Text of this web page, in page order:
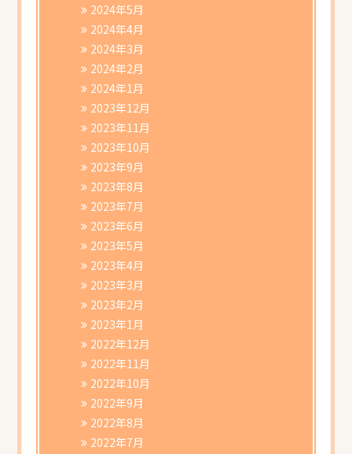
2024年5月
2024年4月
2024年3月
2024年2月
2024年1月
2023年12月
2023年11月
2023年10月
2023年9月
2023年8月
2023年7月
2023年6月
2023年5月
2023年4月
2023年3月
2023年2月
2023年1月
2022年12月
2022年11月
2022年10月
2022年9月
2022年8月
2022年7月